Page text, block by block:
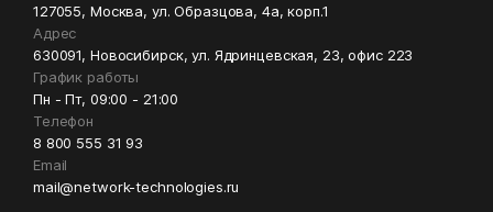
127055, Москва, ул. Образцова, 4а, корп.1
Адрес
630091, Новосибирск, ул. Ядринцевская, 23, офис 223
График работы
Пн - Пт, 09:00 - 21:00
Телефон
8 800 555 31 93
Email
mail@network-technologies.ru